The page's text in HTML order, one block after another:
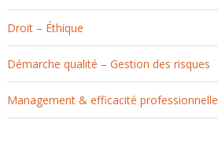
Droit – Éthique
Démarche qualité – Gestion des risques
Management & efficacité professionnelle